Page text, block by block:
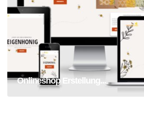
Onlineshop Erstellung
Onlineshop Erstellung...